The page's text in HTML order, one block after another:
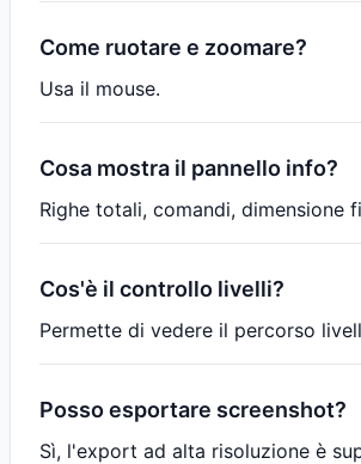
Come ruotare e zoomare?
Usa il mouse.
Cosa mostra il pannello info?
Righe totali, comandi, dimensione
Cos'è il controllo livelli?
Permette di vedere il percorso
Posso esportare screenshot?
Sì, l'export ad alta risoluzione è